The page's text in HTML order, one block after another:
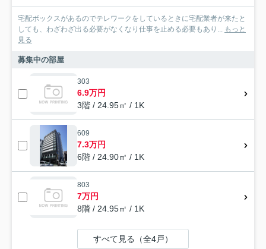
宅配ボックスがあるのでテレワークをしているときに宅配業者が来たと
しても、わざわざ出る必要がなくなり仕事を止める必要もあり... もっと
見る
募集中の部屋
303
6.9万円
3階 / 24.95㎡ / 1K
609
7.3万円
6階 / 24.90㎡ / 1K
803
7万円
8階 / 24.95㎡ / 1K
すべて見る（全4戸）